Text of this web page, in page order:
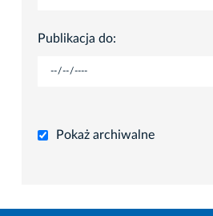
Publikacja do:
Pokaż archiwalne